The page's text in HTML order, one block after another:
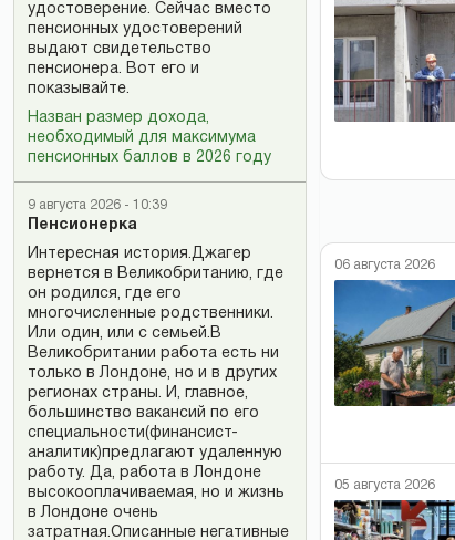
удостоверение. Сейчас вместо
пенсионных удостоверений
выдают свидетельство
пенсионера. Вот его и
показывайте.
Назван размер дохода,
необходимый для максимума
пенсионных баллов в 2026 году
9 августа 2026 - 10:39
Пенсионерка
Интересная история.Джагер
вернется в Великобританию, где
он родился, где его
многочисленные родственники.
Или один, или с семьей.В
Великобритании работа есть ни
только в Лондоне, но и в других
регионах страны. И, главное,
большинство вакансий по его
специальности(финансист-
аналитик)предлагают удаленную
работу. Да, работа в Лондоне
высокооплачиваемая, но и жизнь
в Лондоне очень
затратная.Описанные негативные
06 августа 2026
05 августа 2026